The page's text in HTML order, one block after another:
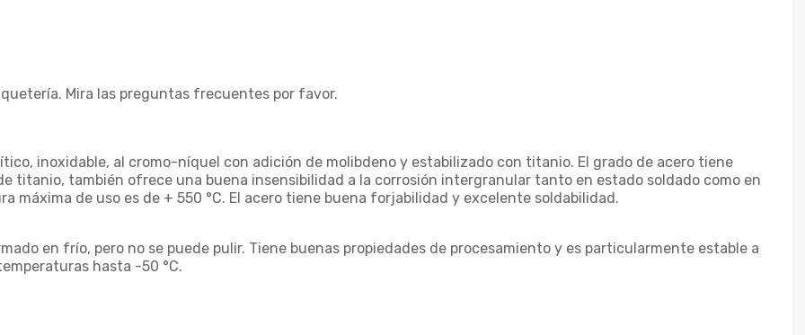
Mira las preguntas frecuentes por favor.
inoxidable, al cromo-níquel con adición de molibdeno y estabilizado con titanio. El grado de acero tiene
titanio, también ofrece una buena insensibilidad a la corrosión intergranular tanto en estado soldado como en
máxima de uso es de + 550 °C. El acero tiene buena forjabilidad y excelente soldabilidad.
en frío, pero no se puede pulir. Tiene buenas propiedades de procesamiento y es particularmente estable a
hasta -50 °C.